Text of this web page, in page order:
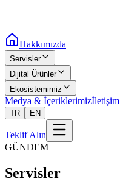
Hakkımızda
Servisler
Dijital Ürünler
Ekosistemimiz
Medya & İçeriklerimizİletişim
TR EN
Teklif Alın
GÜNDEM
Servisler